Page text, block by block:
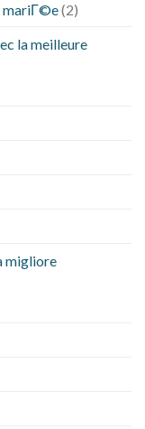
mariГ©e(2)
la meilleure
migliore